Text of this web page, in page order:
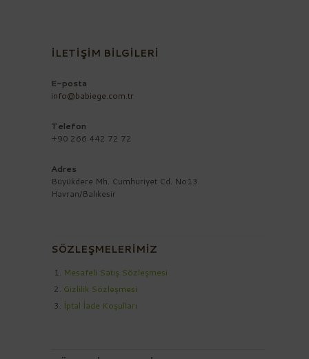
İLETİŞİM BİLGİLERİ
E-posta
info@babiege.com.tr
Telefon
+90 266 442 72 72
Adres
Büyükdere Mh. Cumhuriyet Cd. No13
Havran/Balıkesir
SÖZLEŞMELERİMİZ
Mesafeli Satış Sözleşmesi
Gizlilik Sözleşmesi
İptal İade Koşulları